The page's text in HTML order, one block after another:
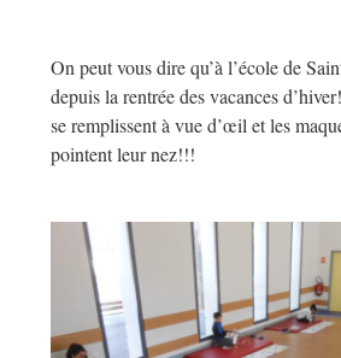
On peut vous dire qu’à l’école de
depuis la rentrée des vacances
se remplissent à vue d’œil et les
pointent leur nez!!!